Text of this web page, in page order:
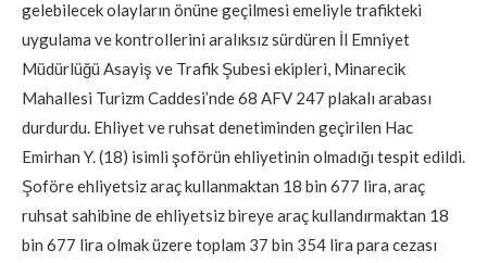
gelebilecek olayların önüne geçilmesi emeliyle trafikteki
uygulama ve kontrollerini aralıksız sürdüren İl Emniyet
Müdürlüğü Asayiş ve Trafik Şubesi ekipleri, Minarecik
Mahallesi Turizm Caddesi’nde 68 AFV 247 plakalı arabası
durdurdu. Ehliyet ve ruhsat denetiminden geçirilen Hac
Emirhan Y. (18) isimli şoförün ehliyetinin olmadığı tespit edildi.
Şoföre ehliyetsiz araç kullanmaktan 18 bin 677 lira, araç
ruhsat sahibine de ehliyetsiz bireye araç kullandırmaktan 18
bin 677 lira olmak üzere toplam 37 bin 354 lira para cezası